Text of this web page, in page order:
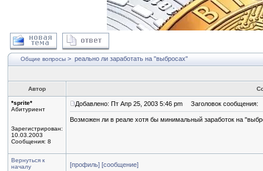
Общие вопросы > реально ли заработать на "выбросах"
Автор
*sprite*
Абитуриент
Зарегистрирован:
10.03.2003
Сообщения: 8
Добавлено: Пт Апр 25, 2003 5:46 pm Заголовок сообщения:
Возможен ли в реале хотя бы минимальный заработок на
Вернуться к
началу
[профиль] [сообщение]